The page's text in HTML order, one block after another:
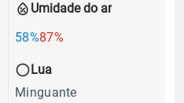
Umidade do ar
58%87%
Lua
Minguante